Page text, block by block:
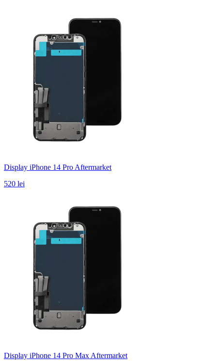
Display iPhone 14 Pro Aftermarket
520 lei
Display iPhone 14 Pro Max Aftermarket